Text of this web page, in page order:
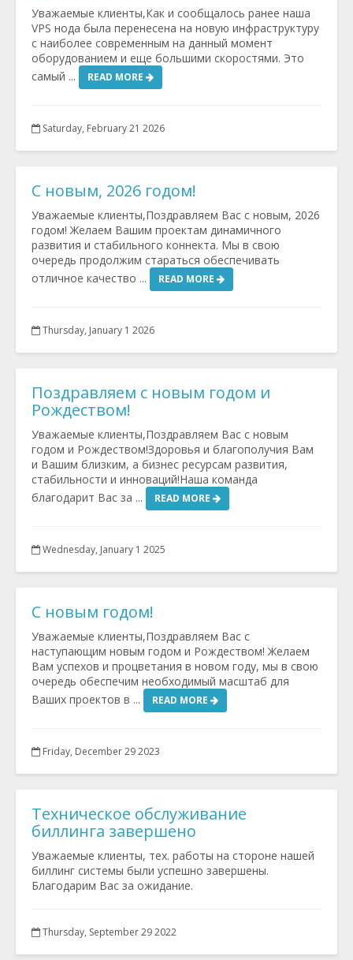
Уважаемые клиенты,Как и сообщалось ранее наша
VPS нода была перенесена на новую инфраструктуру
с наиболее современным на данный момент
оборудованием и еще большими скоростями. Это
самый ...
READ MORE
Saturday, February 21 2026
С новым, 2026 годом!
Уважаемые клиенты,Поздравляем Вас с новым, 2026
годом! Желаем Вашим проектам динамичного
развития и стабильного коннекта. Мы в свою
очередь продолжим стараться обеспечивать
отличное качество ...
READ MORE
Thursday, January 1 2026
Поздравляем с новым годом и
Рождеством!
Уважаемые клиенты,Поздравляем Вас с новым
годом и Рождеством!Здоровья и благополучия Вам
и Вашим близким, а бизнес ресурсам развития,
стабильности и инноваций!Наша команда
благодарит Вас за ...
READ MORE
Wednesday, January 1 2025
C новым годом!
Уважаемые клиенты,Поздравляем Вас с
наступающим новым годом и Рождеством! Желаем
Вам успехов и процветания в новом году, мы в свою
очередь обеспечим необходимый масштаб для
Ваших проектов в ...
READ MORE
Friday, December 29 2023
Техническое обслуживание
биллинга завершено
Уважаемые клиенты, тех. работы на стороне нашей
биллинг системы были успешно завершены.
Благодарим Вас за ожидание.
Thursday, September 29 2022